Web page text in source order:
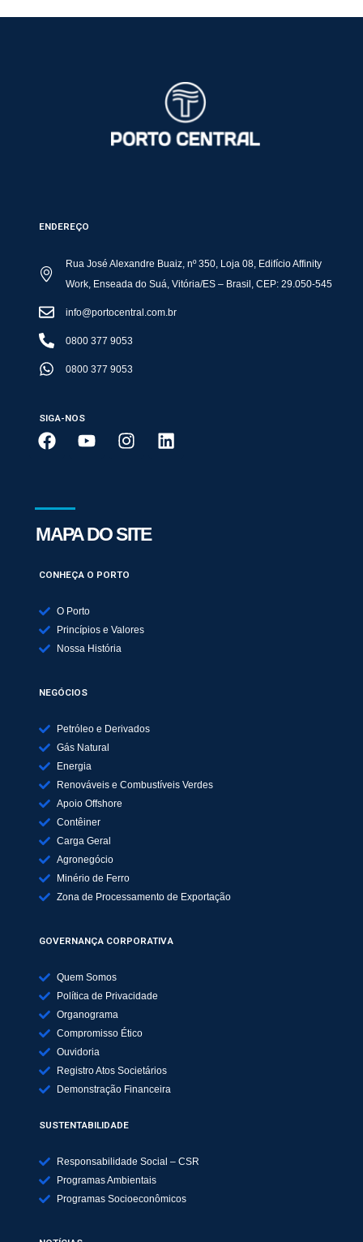
ENDEREÇO
Rua José Alexandre Buaiz, nº 350, Loja 08, Edifício Affinity
Work, Enseada do Suá, Vitória/ES – Brasil, CEP: 29.050-545
info@portocentral.com.br
0800 377 9053
0800 377 9053
SIGA-NOS
MAPA DO SITE
CONHEÇA O PORTO
O Porto
Princípios e Valores
Nossa História
NEGÓCIOS
Petróleo e Derivados
Gás Natural
Energia
Renováveis e Combustíveis Verdes
Apoio Offshore
Contêiner
Carga Geral
Agronegócio
Minério de Ferro
Zona de Processamento de Exportação
GOVERNANÇA CORPORATIVA
Quem Somos
Política de Privacidade
Organograma
Compromisso Ético
Ouvidoria
Registro Atos Societários
Demonstração Financeira
SUSTENTABILIDADE
Responsabilidade Social – CSR
Programas Ambientais
Programas Socioeconômicos